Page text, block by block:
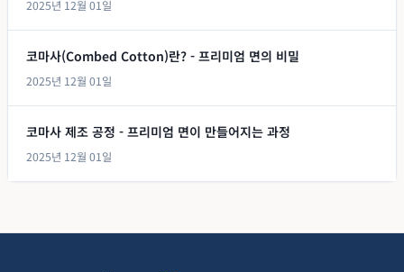
2025년 12월 01일
코마사(Combed Cotton)란? - 프리미엄 면의 비밀
2025년 12월 01일
코마사 제조 공정 - 프리미엄 면이 만들어지는 과정
2025년 12월 01일